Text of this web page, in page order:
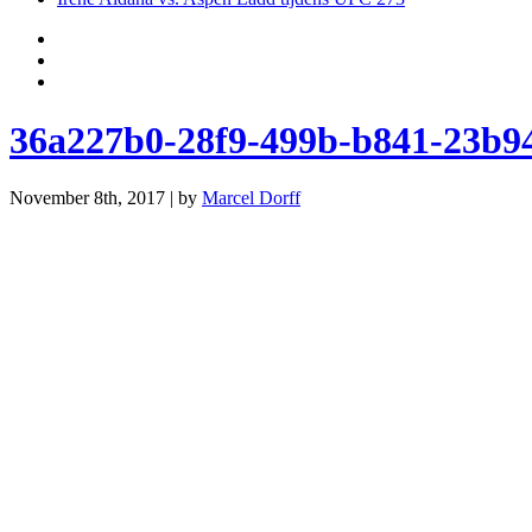
36a227b0-28f9-499b-b841-
November 8th, 2017 | by Marcel Dorff